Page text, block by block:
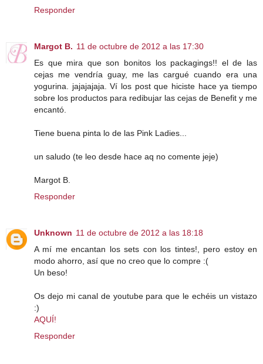
Responder
Margot B. 11 de octubre de 2012 a las 17:30
Es que mira que son bonitos los packagings!! el de las
cejas me vendría guay, me las cargué cuando era una
yogurina. jajajajaja. Ví los post que hiciste hace ya tiempo
sobre los productos para redibujar las cejas de Benefit y me
encantó.
Tiene buena pinta lo de las Pink Ladies...
un saludo (te leo desde hace aq no comente jeje)
Margot B.
Responder
Unknown 11 de octubre de 2012 a las 18:18
A mí me encantan los sets con los tintes!, pero estoy en
modo ahorro, así que no creo que lo compre :(
Un beso!
Os dejo mi canal de youtube para que le echéis un vistazo
:)
AQUÍ!
Responder